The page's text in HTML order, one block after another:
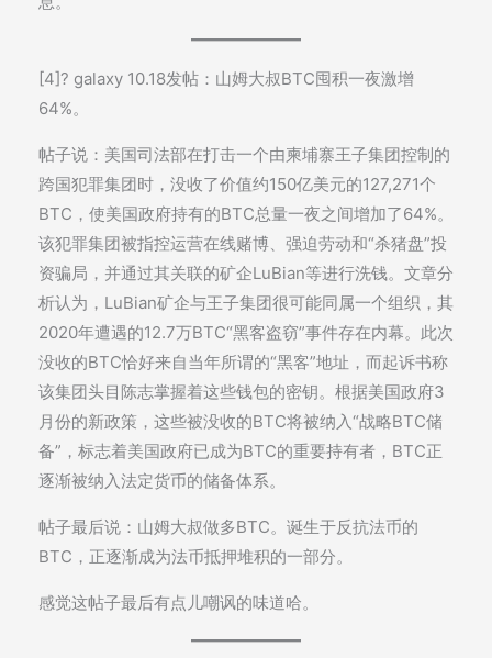
[4]? galaxy 10.18发帖：山姆大叔BTC囤积一夜激增
64%。
帖子说：美国司法部在打击一个由柬埔寨王子集团控制的
跨国犯罪集团时，没收了价值约150亿美元的127,271个
BTC，使美国政府持有的BTC总量一夜之间增加了64%。
该犯罪集团被指控运营在线赌博、强迫劳动和“杀猪盘”投
资骗局，并通过其关联的矿企LuBian等进行洗钱。文章分
析认为，LuBian矿企与王子集团很可能同属一个组织，其
2020年遭遇的12.7万BTC“黑客盗窃”事件存在内幕。此次
没收的BTC恰好来自当年所谓的“黑客”地址，而起诉书称
该集团头目陈志掌握着这些钱包的密钥。根据美国政府3
月份的新政策，这些被没收的BTC将被纳入“战略BTC储
备”，标志着美国政府已成为BTC的重要持有者，BTC正
逐渐被纳入法定货币的储备体系。
帖子最后说：山姆大叔做多BTC。诞生于反抗法币的
BTC，正逐渐成为法币抵押堆积的一部分。
感觉这帖子最后有点儿嘲讽的味道哈。